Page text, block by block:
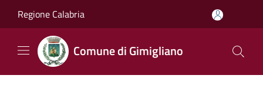
Regione Calabria
Comune di Gimigliano